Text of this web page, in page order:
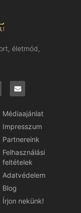
életmód,
Médiaajánlat
Impresszum
Partnereink
Felhasználási
feltételek
Adatvédelem
Blog
Írjon nekünk!